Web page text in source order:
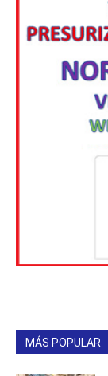
MÁS POPULAR